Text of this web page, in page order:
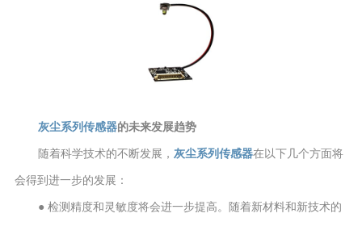
灰尘系列传感器的未来发展趋势
随着科学技术的不断发展， 灰尘系列传感器在以下几个方面将
会得到进一步的发展：
● 检测精度和灵敏度将会进一步提高。随着新材料和新技术的